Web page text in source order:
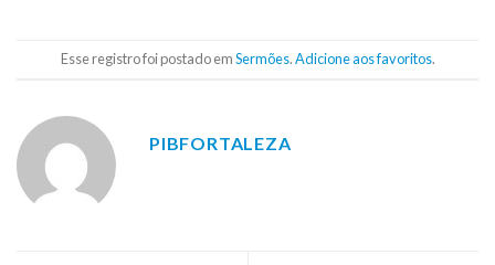
Esse registro foi postado emSermões.Adicione aos favoritos.
PIBFORTALEZA